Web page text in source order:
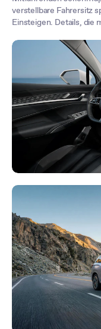
verstellbare Fahrersitz
Einsteigen. Details, die